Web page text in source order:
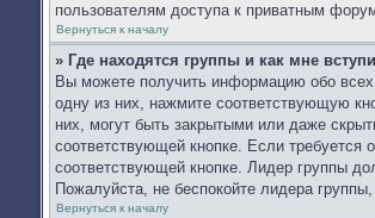
пользователям доступа к приватным
Вернуться к началу
» Где находятся группы и как мне
Вы можете получить информацию обо
одну из них, нажмите соответствующую
них, могут быть закрытыми или даже
соответствующей кнопке. Если требуется
соответствующей кнопке. Лидер группы
Пожалуйста, не беспокойте лидера
Вернуться к началу